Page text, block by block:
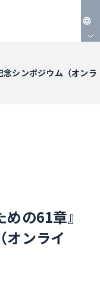
EN
念シンポジウム（オンラ
の61章』
オンライ